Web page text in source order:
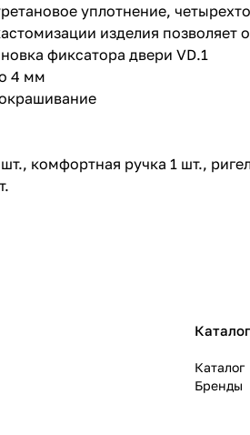
уплотнение,
изделия
фиксатора двери VD.1
4 мм
комфортная ручка 1 шт.,
Каталог
Бренды